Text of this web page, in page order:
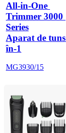
All-in-One
Trimmer 3000
Series
Aparat de
în-1
MG3930/15